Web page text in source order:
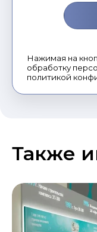
Нажимая на
обработку
политикой
Также